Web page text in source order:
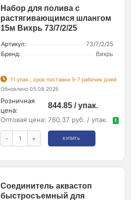
Набор для полива с
растягивающимся шлангом
15м Вихрь 73/7/2/25
Артикул:
73/7/2/25
Бренд:
Вихрь
11 упак., срок поставки 5-7 рабочих дней
Обновлено 05.08.2026
Розничная
цена:
844.85 / упак.
Оптовая цена: 760.37 руб. / упак. !
- + КУПИТЬ
Соединитель аквастоп
быстросъемный для